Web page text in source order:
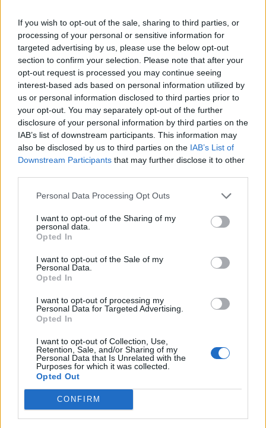
If you wish to opt-out of the sale, sharing to third parties, or
processing of your personal or sensitive information for
targeted advertising by us, please use the below opt-out
section to confirm your selection. Please note that after your
opt-out request is processed you may continue seeing
interest-based ads based on personal information utilized by
us or personal information disclosed to third parties prior to
your opt-out. You may separately opt-out of the further
disclosure of your personal information by third parties on the
IAB’s list of downstream participants. This information may
also be disclosed by us to third parties on the IAB’s List of
Downstream Participants that may further disclose it to other
Personal Data Processing Opt Outs
I want to opt-out of the Sharing of my
personal data.
Opted In
I want to opt-out of the Sale of my
Personal Data.
Opted In
I want to opt-out of processing my
Personal Data for Targeted Advertising.
Opted In
I want to opt-out of Collection, Use,
Retention, Sale, and/or Sharing of my
Personal Data that Is Unrelated with the
Purposes for which it was collected.
Opted Out
CONFIRM
Sutinku su taisyklėmis
This site is protected by
reCAPTCHA and the Google
Privacy PolicyandTerms of
Serviceapply.
TAIP PAT SKAITYKITE